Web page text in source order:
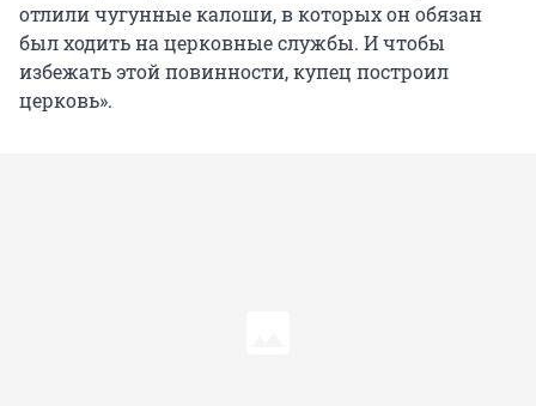
отлили чугунные калоши, в которых он обязан
был ходить на церковные службы. И чтобы
избежать этой повинности, купец построил
церковь».